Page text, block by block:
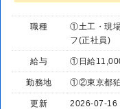
職種
①土工・現
フ(正社員)
給与 ①日給
勤務地 ①②東京都
更新 2026-07-16